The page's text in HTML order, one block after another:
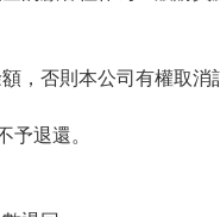
，否則本公司有權取消
退還。